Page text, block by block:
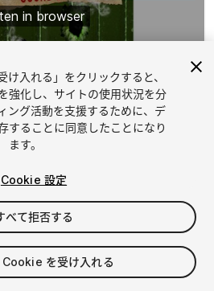
1/ 13
す
け入れる」をクリックすると、
強化し、サイトの使用状況を分
ング活動を支援するために、デ
することに同意したことになり
ます。
Cookie 設定
べて拒否する
Cookie を受け入れる